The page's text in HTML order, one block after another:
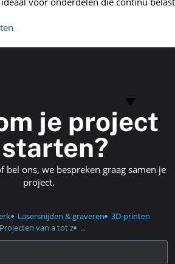
je project
ons, we bespreken graag samen je
project.
Lasersnijden & graveren
3D-printen
Projecten van a tot z
...